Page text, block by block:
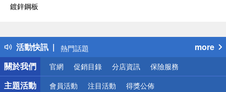
鍍鋅鋼板
活動快訊
得獎公告
熱門話題
銀行優惠
偏遠地區配送
詐騙網頁！請小心！
more
關於我們
官網 促銷目錄 分店資訊 保險服務
主題活動 會員活動 注目活動 得獎公佈